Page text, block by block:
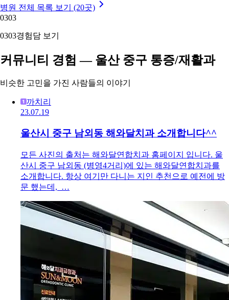
병원 전체 목록 보기 (20곳)
0303
0303경험담 보기
커뮤니티 경험 — 울산 중구 통증/재활과
비슷한 고민을 가진 사람들의 이야기
까치리
23.07.19
울산시 중구 남외동 해와달치과 소개합니다^^
모든 사진의 출처는 해와달연합치과 홈페이지 입니다. 울
산시 중구 남외동 (병영4거리)에 있는 해와달연합치과를
소개합니다. 항상 여기만 다니는 지인 추천으로 예전에 방
문 했는데, …